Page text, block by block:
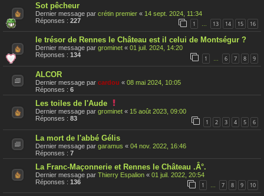
Sot pêcheur
Dernier message par crétin premier « 14 sept. 2024, 11:34
Réponses : 227 1 … 13 14 15 16
le trésor de Rennes le Château est il celui de Montségur ?
Dernier message par grominet « 01 juil. 2024, 14:20
Réponses : 134 1 6 7 8 9
ALCOR
Dernier message par cardou « 08 mai 2024, 10:05
Réponses : 6
Les toiles de l'Aude
e
s
e
t
t
é
r
Dernier message par grominet « 15 août 2023, 09:00
Réponses : 83 1 2 3 4 5 6
La mort de l'abbé Gélis
Dernier message par garamus « 04 nov. 2022, 16:46
Réponses : 7
La Franc-Maçonnerie et Rennes le Château .Â°.
Dernier message par Thierry Espalion « 01 juil. 2022, 20:54
Réponses : 136 1 … 7 8 9 10